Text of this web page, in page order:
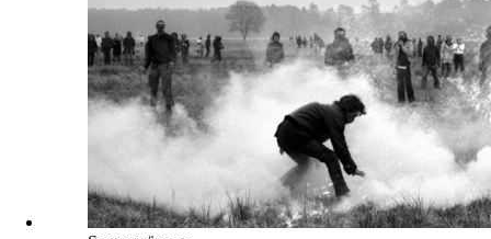
imago/photothek
Soziale Ungleichheit
Einkommensschwache Menschen in BRD sind häufiger
und früher auf Betreuung angewiesen als reiche.
Bernd Müller